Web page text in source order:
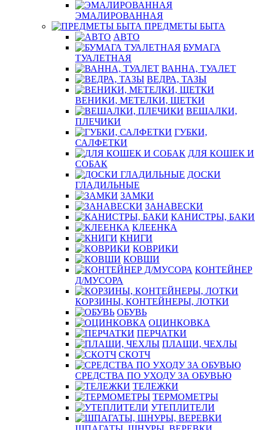
ЭМАЛИРОВАННАЯ
ПРЕДМЕТЫ БЫТА
АВТО
БУМАГА
ТУАЛЕТНАЯ
ВАННА, ТУАЛЕТ
ВЕДРА, ТАЗЫ
ВЕНИКИ, МЕТЕЛКИ, ЩЕТКИ
ВЕШАЛКИ,
ПЛЕЧИКИ
ГУБКИ,
САЛФЕТКИ
ДЛЯ КОШЕК И
СОБАК
ДОСКИ
ГЛАДИЛЬНЫЕ
ЗАМКИ
ЗАНАВЕСКИ
КАНИСТРЫ, БАКИ
КЛЕЕНКА
КНИГИ
КОВРИКИ
КОВШИ
КОНТЕЙНЕР
Д/МУСОРА
КОРЗИНЫ, КОНТЕЙНЕРЫ, ЛОТКИ
ОБУВЬ
ОЦИНКОВКА
ПЕРЧАТКИ
ПЛАЩИ, ЧЕХЛЫ
СКОТЧ
СРЕДСТВА ПО УХОДУ ЗА ОБУВЬЮ
ТЕЛЕЖКИ
ТЕРМОМЕТРЫ
УТЕПЛИТЕЛИ